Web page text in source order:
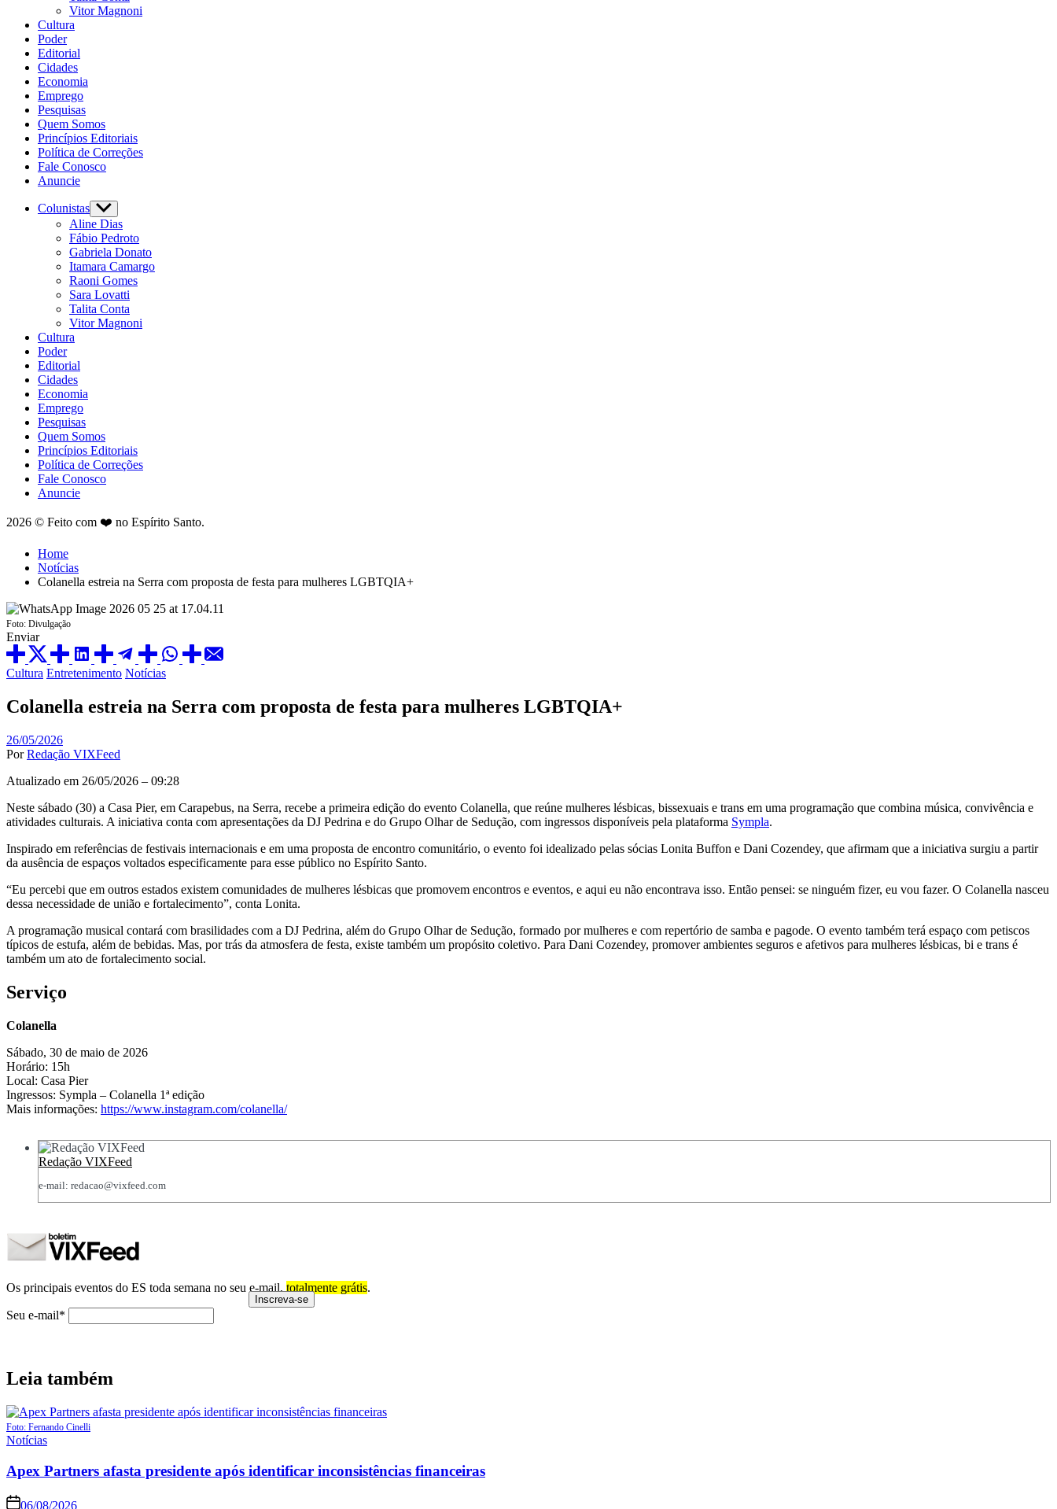
Vitor Magnoni
Cultura
Poder
Editorial
Cidades
Economia
Emprego
Pesquisas
Quem Somos
Princípios Editoriais
Política de Correções
Fale Conosco
Anuncie
Colunistas Show
sub
menu
Aline Dias
Fábio Pedroto
Gabriela Donato
Itamara Camargo
Raoni Gomes
Sara Lovatti
Talita Conta
Vitor Magnoni
Cultura
Poder
Editorial
Cidades
Economia
Emprego
Pesquisas
Quem Somos
Princípios Editoriais
Política de Correções
Fale Conosco
Anuncie
2026 © Feito com ❤️ no Espírito Santo.
Home
Notícias
Colanella estreia na Serra com proposta de festa para mulheres LGBTQIA+
Foto: Divulgação
Enviar
Posted
Cultura Entretenimento Notícias
Colanella estreia na Serra com proposta de festa para mulheres LGBTQIA+
26/05/2026
Por Redação VIXFeed
Atualizado em 26/05/2026 – 09:28
Neste sábado (30) a Casa Pier, em Carapebus, na Serra, recebe a primeira edição do evento Colanella, que reúne mulheres lésbicas, bissexuais e trans em uma programação que combina música, convivência e
atividades culturais. A iniciativa conta com apresentações da DJ Pedrina e do Grupo Olhar de Sedução, com ingressos disponíveis pela plataforma Sympla.
Inspirado em referências de festivais internacionais e em uma proposta de encontro comunitário, o evento foi idealizado pelas sócias Lonita Buffon e Dani Cozendey, que afirmam que a iniciativa surgiu a partir
da ausência de espaços voltados especificamente para esse público no Espírito Santo.
“Eu percebi que em outros estados existem comunidades de mulheres lésbicas que promovem encontros e eventos, e aqui eu não encontrava isso. Então pensei: se ninguém fizer, eu vou fazer. O Colanella nasceu
dessa necessidade de união e fortalecimento”, conta Lonita.
A programação musical contará com brasilidades com a DJ Pedrina, além do Grupo Olhar de Sedução, formado por mulheres e com repertório de samba e pagode. O evento também terá espaço com petiscos
típicos de estufa, além de bebidas. Mas, por trás da atmosfera de festa, existe também um propósito coletivo. Para Dani Cozendey, promover ambientes seguros e afetivos para mulheres lésbicas, bi e trans é
também um ato de fortalecimento social.
Serviço
Colanella
Sábado, 30 de maio de 2026
Horário: 15h
Local: Casa Pier
Ingressos: Sympla – Colanella 1ª edição
Mais informações: https://www.instagram.com/colanella/
Redação VIXFeed
e-mail: redacao@vixfeed.com
Os principais eventos do ES toda semana no seu e-mail, totalmente grátis.
Seu e-mail*
Leia também
Foto: Fernando Cinelli
Posted
Notícias
Apex Partners afasta presidente após identificar inconsistências financeiras
06/08/2026